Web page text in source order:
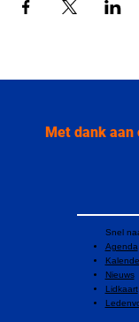
Met dank aan
Snel
Agenda
Nieuws
Lidkaart